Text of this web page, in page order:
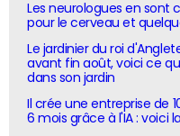
Les neurologues en sont
pour le cerveau et
Le jardinier du roi
avant fin août, voici ce
dans son jardin
Il crée une entreprise de
6 mois grâce à l'IA : voici